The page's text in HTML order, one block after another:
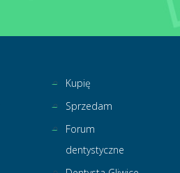
Kupię
Sprzedam
Forum
dentystyczne